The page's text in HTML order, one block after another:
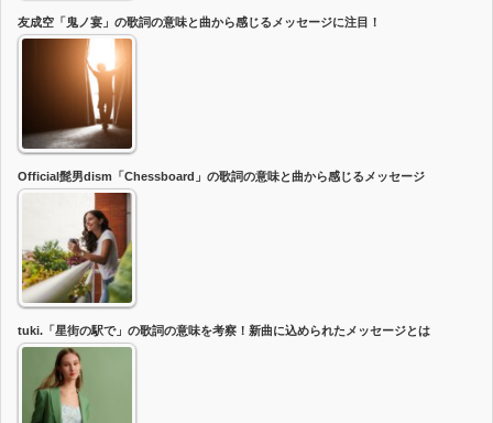
友成空「鬼ノ宴」の歌詞の意味と曲から感じるメッセージに注目！
Official髭男dism「Chessboard」の歌詞の意味と曲から感じるメッセージ
tuki.「星街の駅で」の歌詞の意味を考察！新曲に込められたメッセージとは